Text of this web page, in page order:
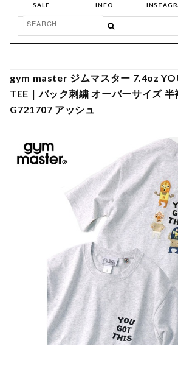
SALE INFO
gym master ジムマスター 7.4oz
TEE｜バック刺繍 オーバーサイズ 半
G721707 アッシュ